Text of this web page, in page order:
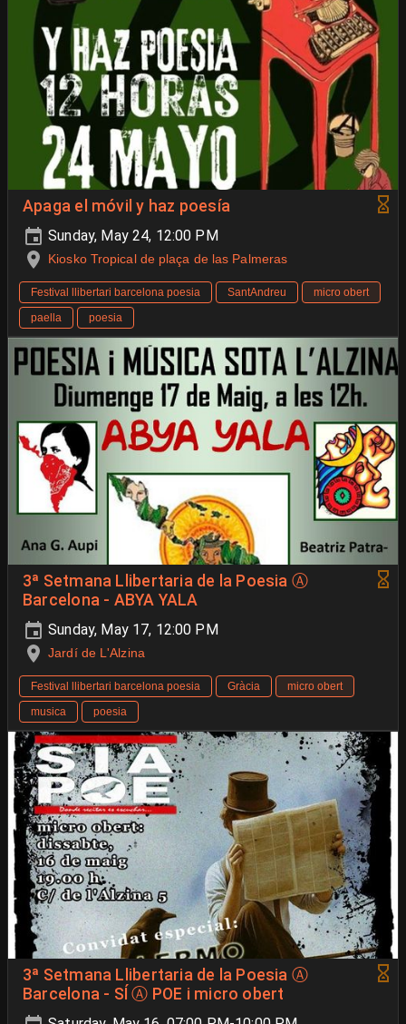
Apaga el móvil y haz poesía
Sunday, May 24, 12:00 PM
Kiosko Tropical de plaça de las Palmeras
Festival llibertari barcelona poesia SantAndreu
micro obert
paella
poesia
3ª Setmana Llibertaria de la Poesia Ⓐ
Barcelona - ABYA YALA
Sunday, May 17, 12:00 PM
Jardí de L'Alzina
Festival llibertari barcelona poesia Gràcia
micro obert
musica
poesia
3ª Setmana Llibertaria de la Poesia Ⓐ
Barcelona - SÍ Ⓐ POE i micro obert